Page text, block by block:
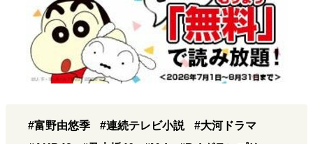
#富野由悠季 #連続テレビ小説
#大河ドラマ